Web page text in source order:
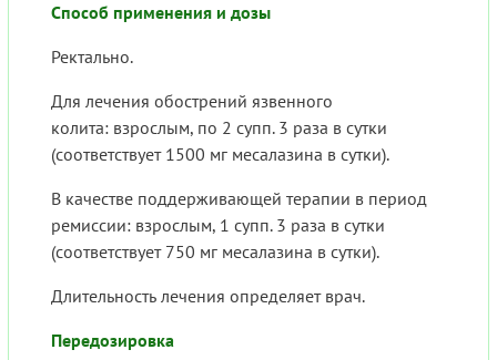
Способ применения и дозы
Ректально.
Для лечения обострений язвенного
колита: взрослым, по 2 супп. 3 раза в сутки
(соответствует 1500 мг месалазина в сутки).
В качестве поддерживающей терапии в период
ремиссии: взрослым, 1 супп. 3 раза в сутки
(соответствует 750 мг месалазина в сутки).
Длительность лечения определяет врач.
Передозировка